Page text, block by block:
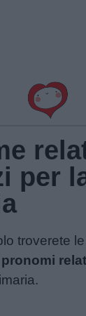
per
troverete